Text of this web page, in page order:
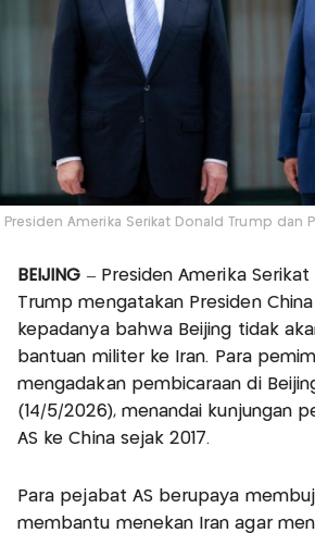
Presiden Amerika Serikat Donald Trump dan
BEIJING– Presiden Amerika Serikat
Trump mengatakan Presiden
kepadanya bahwa Beijing tidak
bantuan militer ke Iran. Para
mengadakan pembicaraan di
(14/5/2026), menandai kunjungan
AS ke China sejak 2017.
Para pejabat AS berupaya
membantu menekan Iran agar